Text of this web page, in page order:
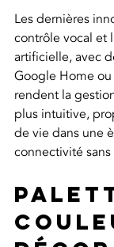
Les dernières
contrôle vocal et
artificielle, avec
Google Home
rendent la
plus intuitive,
de vie dans une
connectivité